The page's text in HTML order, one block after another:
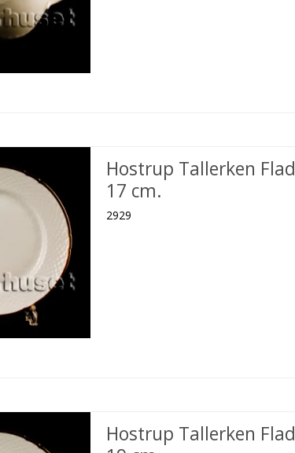
Hostrup Tallerken Flad
17 cm.
2929
Hostrup Tallerken Flad